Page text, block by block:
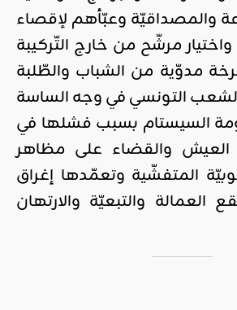
والمصداقيّة وعبّأهم لإقصاء
مرشّح من خارج التّركيبة
مدوّية من الشباب والطّلبة
التونسي في وجه الساسة
السيستام بسبب فشلها في
والقضاء على مظاهر
المتفشّية وتعمّدها إغراق
العمالة والتبعيّة والارتهان